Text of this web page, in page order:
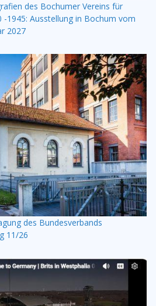
des Bochumer Vereins für
1945: Ausstellung in Bochum vom
2027
des Bundesverbands
11/26